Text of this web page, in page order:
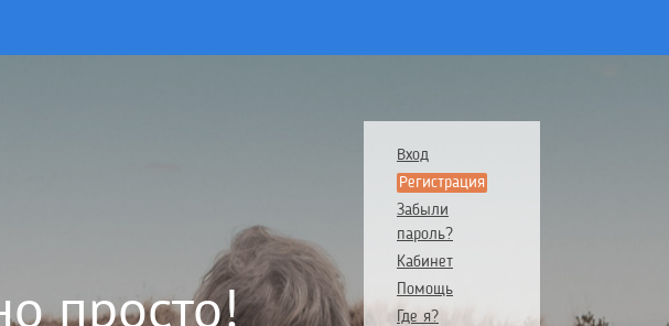
просто!
Вход
Регистрация
Забыли
пароль?
Кабинет
Помощь
Где я?